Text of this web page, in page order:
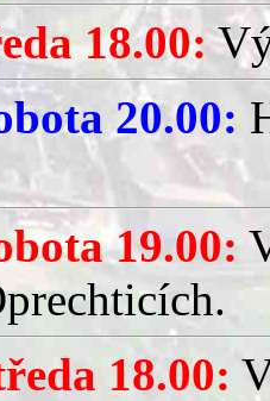
18.00:
20.00:
19.00:
18.00: